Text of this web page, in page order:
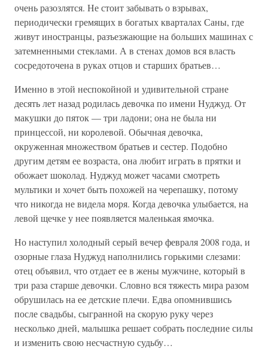
очень разозлятся. Не стоит забывать о взрывах,
периодически гремящих в богатых кварталах Саны, где
живут иностранцы, разъезжающие на больших машинах с
затемненными стеклами. А в стенах домов вся власть
сосредоточена в руках отцов и старших братьев…
Именно в этой неспокойной и удивительной стране
десять лет назад родилась девочка по имени Нуджуд. От
макушки до пяток — три ладони; она не была ни
принцессой, ни королевой. Обычная девочка,
окруженная множеством братьев и сестер. Подобно
другим детям ее возраста, она любит играть в прятки и
обожает шоколад. Нуджуд может часами смотреть
мультики и хочет быть похожей на черепашку, потому
что никогда не видела моря. Когда девочка улыбается, на
левой щечке у нее появляется маленькая ямочка.
Но наступил холодный серый вечер февраля 2008 года, и
озорные глаза Нуджуд наполнились горькими слезами:
отец объявил, что отдает ее в жены мужчине, который в
три раза старше девочки. Словно вся тяжесть мира разом
обрушилась на ее детские плечи. Едва опомнившись
после свадьбы, сыгранной на скорую руку через
несколько дней, малышка решает собрать последние силы
и изменить свою несчастную судьбу…